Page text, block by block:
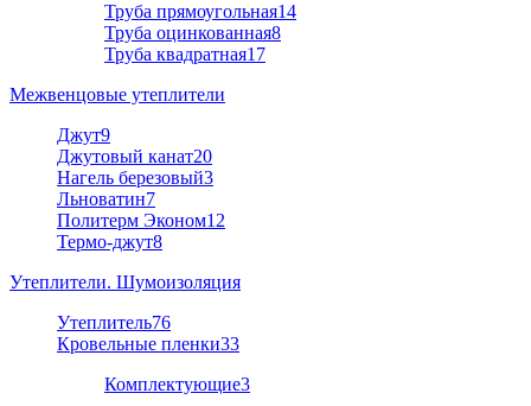
Труба прямоугольная14
Труба оцинкованная8
Труба квадратная17
Межвенцовые утеплители
Джут9
Джутовый канат20
Нагель березовый3
Льноватин7
Политерм Эконом12
Термо-джут8
Утеплители. Шумоизоляция
Утеплитель76
Кровельные пленки33
Комплектующие3